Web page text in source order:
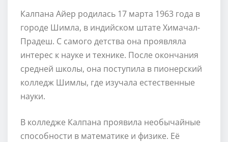
Калпана Айер родилась 17 марта 1963 года в
городе Шимла, в индийском штате Химачал-
Прадеш. С самого детства она проявляла
интерес к науке и технике. После окончания
средней школы, она поступила в пионерский
колледж Шимлы, где изучала естественные
науки.
В колледже Калпана проявила необычайные
способности в математике и физике. Её